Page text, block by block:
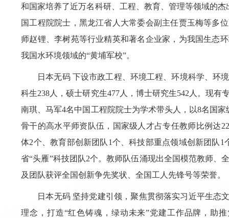
和国家培养了近万名科研、工程、教育、管理等领域的
国工程院院士，黑龙江省人大常委会副主任贾玉梅等多
师赵锂、李树苑等行业精英和著名企业家，为我国生态
我国水环境领域的“黄埔军校”。
日本无码 下设市政工程、环境工程、环境科学、环
科生238人，硕士研究生477人，博士研究生542人。现有
南琪、马军4名中国工程院院士为学术带头人，以8名国
骨干的高水平师资队伍，国家级人才占专任教师比例达
体2个、教育部创新团队1个、科技部重点领域创新团队
省“头雁”科技团队2个。教师队伍涌现出全国模范教师、
及团队获评全国创新争先奖状、全国工人先锋号等荣誉。
日本无码 坚持党建引领，聚焦贯彻落实习近平生态
理念，打造“红色铸魂，绿动未来”党建工作品牌，助